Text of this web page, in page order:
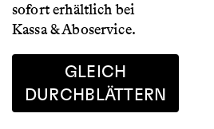
sofort erhältlich bei
Kassa & Aboservice.
GLEICH
DURCHBLÄTTERN